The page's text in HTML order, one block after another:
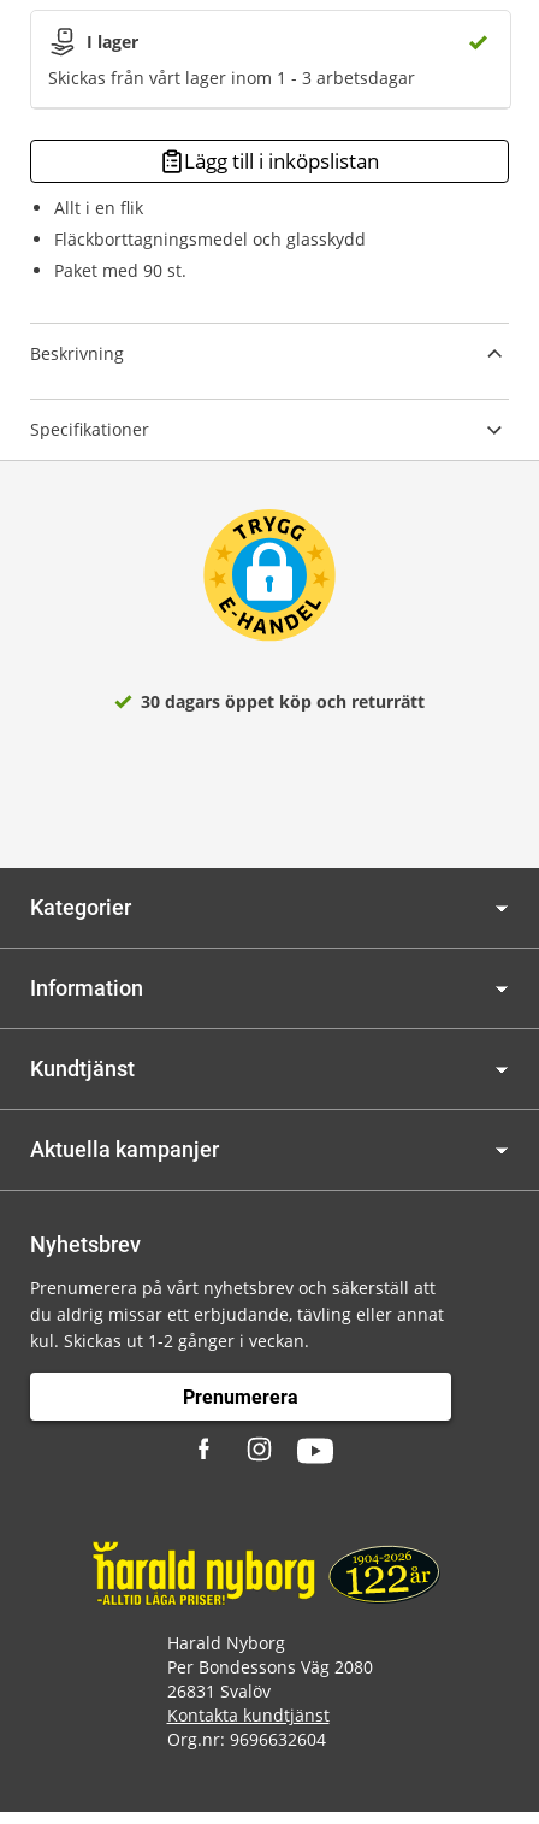
Allt i en flik
Fläckborttagningsmedel och glasskydd
Paket med 90 st.
I lager
Skickas från vårt lager inom 1 - 3 arbetsdagar
Lägg till i inköpslistan
Beskrivning
Specifikationer
30 dagars öppet köp och returrätt
Kategorier
Information
Kundtjänst
Aktuella kampanjer
Nyhetsbrev
Prenumerera på vårt nyhetsbrev och säkerställ att
du aldrig missar ett erbjudande, tävling eller annat
kul. Skickas ut 1-2 gånger i veckan.
Prenumerera
Harald Nyborg
Per Bondessons Väg 2080
26831 Svalöv
Kontakta kundtjänst
Org.nr: 9696632604